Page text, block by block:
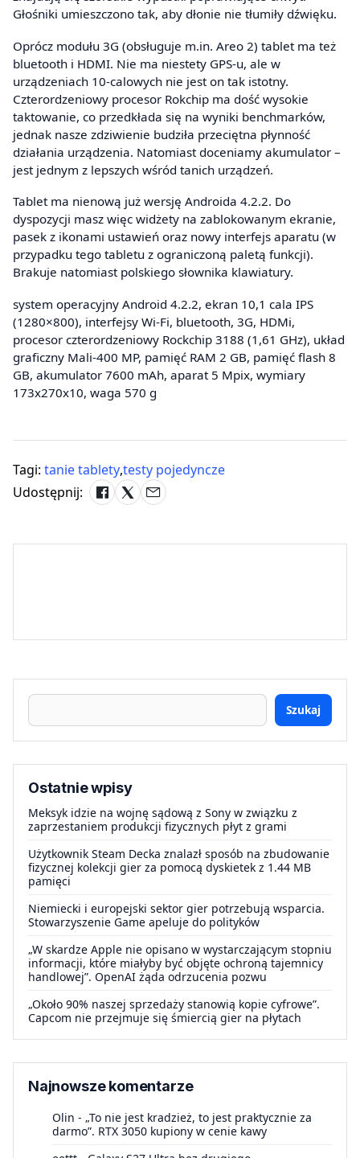
Głośniki umieszczono tak, aby dłonie nie tłumiły dźwięku.
Oprócz modułu 3G (obsługuje m.in. Areo 2) tablet ma też
bluetooth i HDMI. Nie ma niestety GPS-u, ale w
urządzeniach 10-calowych nie jest on tak istotny.
Czterordzeniowy procesor Rokchip ma dość wysokie
taktowanie, co przedkłada się na wyniki benchmarków,
jednak nasze zdziwienie budziła przeciętna płynność
działania urządzenia. Natomiast doceniamy akumulator –
jest jednym z lepszych wśród tanich urządzeń.
Tablet ma nienową już wersję Androida 4.2.2. Do
dyspozycji masz więc widżety na zablokowanym ekranie,
pasek z ikonami ustawień oraz nowy interfejs aparatu (w
przypadku tego tabletu z ograniczoną paletą funkcji).
Brakuje natomiast polskiego słownika klawiatury.
system operacyjny Android 4.2.2, ekran 10,1 cala IPS
(1280×800), interfejsy Wi-Fi, bluetooth, 3G, HDMi,
procesor czterordzeniowy Rockchip 3188 (1,61 GHz), układ
graficzny Mali-400 MP, pamięć RAM 2 GB, pamięć flash 8
GB, akumulator 7600 mAh, aparat 5 Mpix, wymiary
173x270x10, waga 570 g
Tagi: tanie tablety,testy pojedyncze
Udostępnij:
Szukaj
Ostatnie wpisy
Meksyk idzie na wojnę sądową z Sony w związku z
zaprzestaniem produkcji fizycznych płyt z grami
Użytkownik Steam Decka znalazł sposób na zbudowanie
fizycznej kolekcji gier za pomocą dyskietek z 1.44 MB
pamięci
Niemiecki i europejski sektor gier potrzebują wsparcia.
Stowarzyszenie Game apeluje do polityków
„W skardze Apple nie opisano w wystarczającym stopniu
informacji, które miałyby być objęte ochroną tajemnicy
handlowej”. OpenAI żąda odrzucenia pozwu
„Około 90% naszej sprzedaży stanowią kopie cyfrowe”.
Capcom nie przejmuje się śmiercią gier na płytach
Najnowsze komentarze
Olin - „To nie jest kradzież, to jest praktycznie za
darmo”. RTX 3050 kupiony w cenie kawy